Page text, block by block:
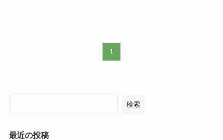
1
検索
最近の投稿